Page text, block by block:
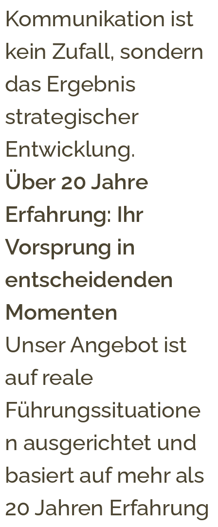
Kommunikation ist
kein Zufall, sondern
das Ergebnis
strategischer
Entwicklung.
Über 20 Jahre
Erfahrung: Ihr
Vorsprung in
entscheidenden
Momenten
Unser Angebot ist
auf reale
Führungssituatione
n ausgerichtet und
basiert auf mehr als
20 Jahren Erfahrung